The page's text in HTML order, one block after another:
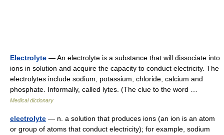
Electrolyte — An electrolyte is a substance that will dissociate into
ions in solution and acquire the capacity to conduct electricity. The
electrolytes include sodium, potassium, chloride, calcium and
phosphate. Informally, called lytes. (The clue to the word …
Medical dictionary
electrolyte — n. a solution that produces ions (an ion is an atom
or group of atoms that conduct electricity); for example, sodium